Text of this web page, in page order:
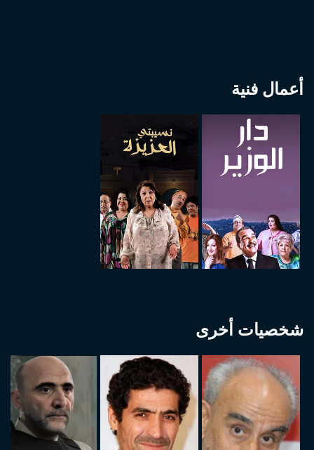
أعمال فنية
شخصيات أخرى